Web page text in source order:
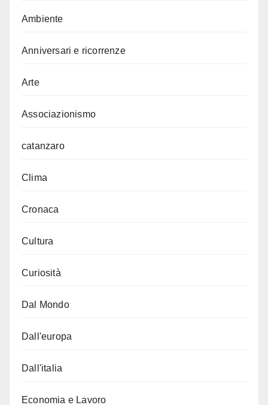
Ambiente
Anniversari e ricorrenze
Arte
Associazionismo
catanzaro
Clima
Cronaca
Cultura
Curiosità
Dal Mondo
Dall'europa
Dall'italia
Economia e Lavoro